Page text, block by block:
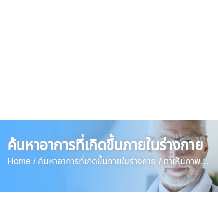
ค้นหาอาการที่เกิดขึ้นภายในร่างกาย
Home / ค้นหาอาการที่เกิดขึ้นภายในร่างกาย / ตาเห็นภาพ